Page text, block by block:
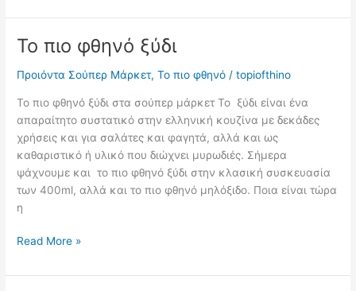
φθηνό
Το πιο φθηνό ξύδι
Προιόντα Σούπερ Μάρκετ,Το πιο φθηνό /topiofthino
Το πιο φθηνό ξύδι στα σούπερ μάρκετ Το ξύδι είναι ένα
απαραίτητο συστατικό στην ελληνική κουζίνα με δεκάδες
χρήσεις και για σαλάτες και φαγητά, αλλά και ως
καθαριστικό ή υλικό που διώχνει μυρωδιές. Σήμερα
ψάχνουμε και το πιο φθηνό ξύδι στην κλασική συσκευασία
των 400ml, αλλά και το πιο φθηνό μηλόξιδο. Ποια είναι τώρα
η
Το
φθηνό
Read More »